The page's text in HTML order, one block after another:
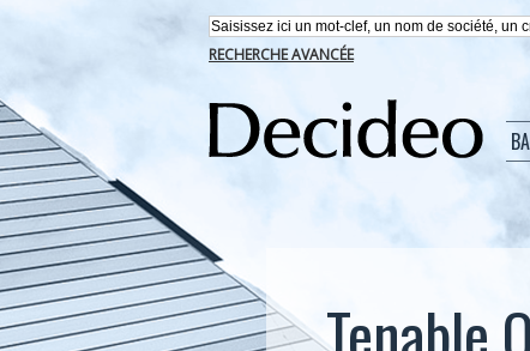
RECHERCHE AVANCÉE
Tenable